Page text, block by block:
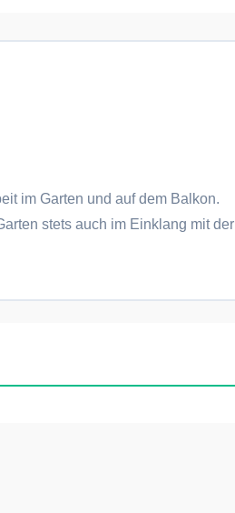
im Garten und auf dem Balkon.
stets auch im Einklang mit der